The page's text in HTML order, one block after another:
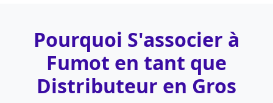
Pourquoi S'associer à
Fumot en tant que
Distributeur en Gros